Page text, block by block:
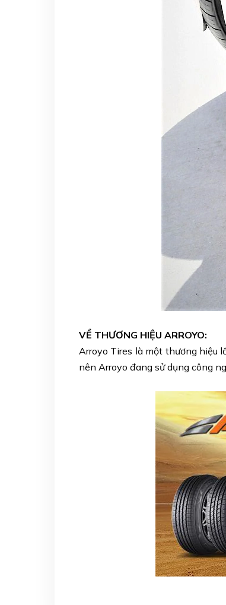
VỀ THƯƠNG HIỆU ARROYO:
Arroyo Tires là một thương hiệu
nên Arroyo đang sử dụng công